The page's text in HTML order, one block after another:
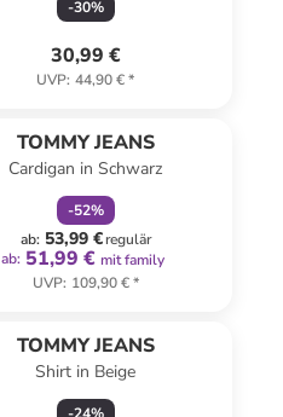
-30%
30,99 €
UVP: 44,90 €*
TOMMY JEANS
Cardigan in Schwarz
-52%
ab: 53,99 €regulär
ab: 51,99 € mit family
UVP: 109,90 €*
TOMMY JEANS
Shirt in Beige